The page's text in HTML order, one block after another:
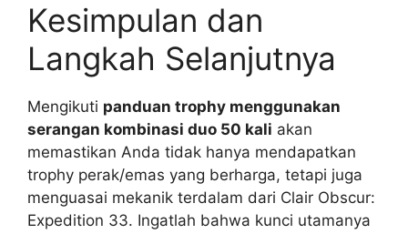
Kesimpulan dan
Langkah Selanjutnya
Mengikuti panduan trophy menggunakan
serangan kombinasi duo 50 kali akan
memastikan Anda tidak hanya mendapatkan
trophy perak/emas yang berharga, tetapi juga
menguasai mekanik terdalam dari Clair Obscur:
Expedition 33. Ingatlah bahwa kunci utamanya